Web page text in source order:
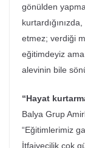
gönülden
etmez; verdiği
eğitimdeyiz
alevinin bile
“Hayat
Balya Grup
“Eğitimlerimiz
İtfaiyecilik çok